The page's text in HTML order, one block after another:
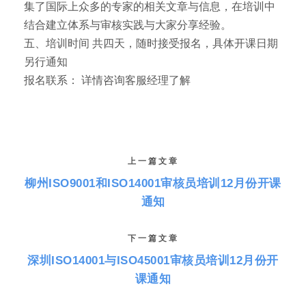
集了国际上众多的专家的相关文章与信息，在培训中
结合建立体系与审核实践与大家分享经验。
五、培训时间 共四天，随时接受报名，具体开课日期
另行通知
报名联系： 详情咨询客服经理了解
上一篇文章
柳州ISO9001和ISO14001审核员培训12月份开课
通知
下一篇文章
深圳ISO14001与ISO45001审核员培训12月份开
课通知